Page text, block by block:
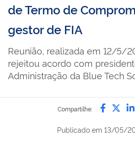
de Termo de
gestor de FIA
Reunião, realizada em 12/5/
rejeitou acordo com
Administração da Blue Tech
Compartilhe:
Publicado em 13/05/